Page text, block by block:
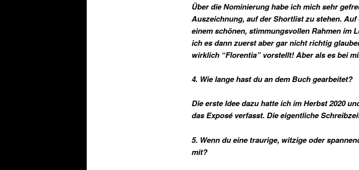
Über die Nominierung habe ich mich sehr
Auszeichnung, auf der Shortlist zu stehen.
einem schönen, stimmungsvollen Rahmen im
ich es dann zuerst aber gar nicht richtig
wirklich “Florentia” vorstellt! Aber als es bei
4. Wie lange hast du an dem Buch gearbeitet?
Die erste Idee dazu hatte ich im Herbst 2020
das Exposé verfasst. Die eigentliche
5. Wenn du eine traurige, witzige oder
mit?